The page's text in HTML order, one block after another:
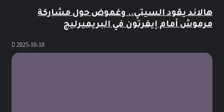
هالاند يقود السيتي.. وغموض حول مشاركة
مرموش أمام إيفرتون في البريميرليج
2025-10-18